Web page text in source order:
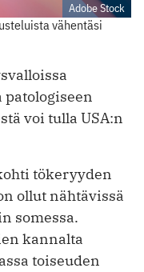
Adobe Stock
vähentäsi
voi tulla USA:n
tökeryyden
ollut nähtävissä
somessa.
kannalta
toiseuden